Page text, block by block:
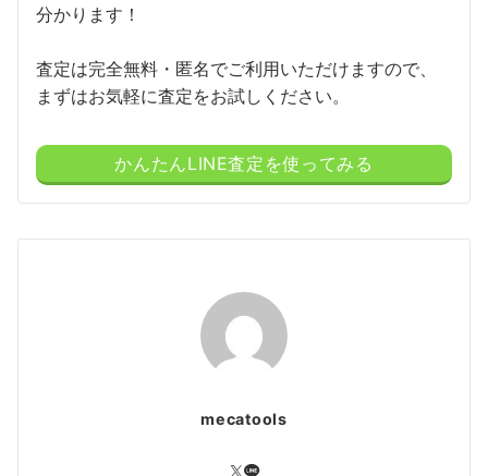
分かります！
査定は完全無料・匿名でご利用いただけますので、
まずはお気軽に査定をお試しください。
かんたんLINE査定を使ってみる
mecatools